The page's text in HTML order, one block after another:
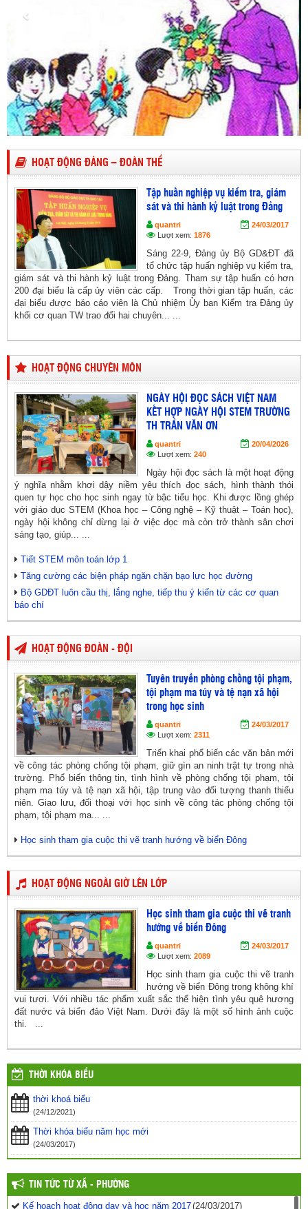
HOẠT ĐỘNG ĐẢNG – ĐOÀN THỂ
Tập huấn nghiệp vụ kiểm tra, giám
sát và thi hành kỷ luật trong Đảng
quantri
24/03/2017
Lượt xem: 1876
Sáng 22-9, Đảng ủy Bộ GD&ĐT đã
tổ chức tập huấn nghiệp vụ kiểm tra,
giám sát và thi hành kỷ luật trong Đảng. Tham sự tập huấn có hơn
200 đại biểu là cấp ủy viên các cấp. Trong thời gian tập huấn, các
đại biểu được báo cáo viên là Chủ nhiệm Ủy ban Kiểm tra Đảng ủy
khối cơ quan TW trao đổi hai chuyên... ...
HOẠT ĐỘNG CHUYÊN MÔN
NGÀY HỘI ĐỌC SÁCH VIỆT NAM
KẾT HỢP NGÀY HỘI STEM TRƯỜNG
TH TRẦN VĂN ƠN
quantri
20/04/2026
Lượt xem: 240
Ngày hội đọc sách là một hoạt động
ý nghĩa nhằm khơi dậy niềm yêu thích đọc sách, hình thành thói
quen tự học cho học sinh ngay từ bậc tiểu học. Khi được lồng ghép
với giáo dục STEM (Khoa học – Công nghệ – Kỹ thuật – Toán học),
ngày hội không chỉ dừng lại ở việc đọc mà còn trở thành sân chơi
sáng tạo, giúp... ...
Tiết STEM môn toán lớp 1
Tăng cường các biện pháp ngăn chặn bạo lực học đường
Bộ GDĐT luôn cầu thị, lắng nghe, tiếp thu ý kiến từ các cơ quan
báo chí
HOẠT ĐỘNG ĐOÀN - ĐỘI
Tuyên truyền phòng chống tội phạm,
tội phạm ma túy và tệ nạn xã hội
trong học sinh
quantri
24/03/2017
Lượt xem: 2311
Triển khai phổ biến các văn bản mới
về công tác phòng chống tội phạm, giữ gìn an ninh trật tự trong nhà
trường. Phổ biến thông tin, tình hình về phòng chống tội phạm, tội
phạm ma túy và tệ nạn xã hội, tập trung vào đối tượng thanh thiếu
niên. Giao lưu, đối thoại với học sinh về công tác phòng chống tội
phạm, tội phạm ma... ...
Học sinh tham gia cuộc thi vẽ tranh hướng về biển Đông
HOẠT ĐỘNG NGOÀI GIỜ LÊN LỚP
Học sinh tham gia cuộc thi vẽ tranh
hướng về biển Đông
quantri
24/03/2017
Lượt xem: 2089
Học sinh tham gia cuộc thi vẽ tranh
hướng về biển Đông trong không khí
vui tươi. Với nhiều tác phẩm xuất sắc thể hiện tình yêu quê hương
đất nước và biển đảo Việt Nam. Dưới đây là một số hình ảnh cuộc
thi. ...
THỜI KHÓA BIỂU
thời khoá biểu
(24/12/2021)
Thời khóa biểu năm học mới
(24/03/2017)
TIN TỨC TỪ XÃ - PHƯỜNG
Kế hoạch hoạt động dạy và học năm 2017(24/03/2017)